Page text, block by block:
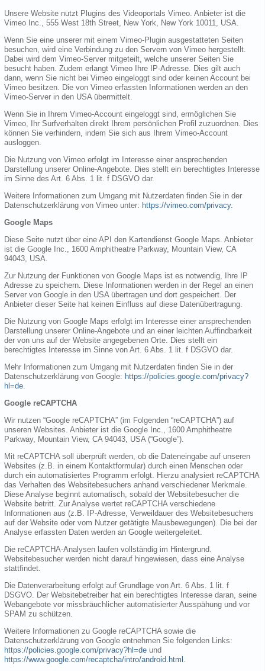
Unsere Website nutzt Plugins des Videoportals Vimeo. Anbieter ist die
Vimeo Inc., 555 West 18th Street, New York, New York 10011, USA.
Wenn Sie eine unserer mit einem Vimeo-Plugin ausgestatteten Seiten
besuchen, wird eine Verbindung zu den Servern von Vimeo hergestellt.
Dabei wird dem Vimeo-Server mitgeteilt, welche unserer Seiten Sie
besucht haben. Zudem erlangt Vimeo Ihre IP-Adresse. Dies gilt auch
dann, wenn Sie nicht bei Vimeo eingeloggt sind oder keinen Account bei
Vimeo besitzen. Die von Vimeo erfassten Informationen werden an den
Vimeo-Server in den USA übermittelt.
Wenn Sie in Ihrem Vimeo-Account eingeloggt sind, ermöglichen Sie
Vimeo, Ihr Surfverhalten direkt Ihrem persönlichen Profil zuzuordnen. Dies
können Sie verhindern, indem Sie sich aus Ihrem Vimeo-Account
ausloggen.
Die Nutzung von Vimeo erfolgt im Interesse einer ansprechenden
Darstellung unserer Online-Angebote. Dies stellt ein berechtigtes Interesse
im Sinne des Art. 6 Abs. 1 lit. f DSGVO dar.
Weitere Informationen zum Umgang mit Nutzerdaten finden Sie in der
Datenschutzerklärung von Vimeo unter: https://vimeo.com/privacy.
Google Maps
Diese Seite nutzt über eine API den Kartendienst Google Maps. Anbieter
ist die Google Inc., 1600 Amphitheatre Parkway, Mountain View, CA
94043, USA.
Zur Nutzung der Funktionen von Google Maps ist es notwendig, Ihre IP
Adresse zu speichern. Diese Informationen werden in der Regel an einen
Server von Google in den USA übertragen und dort gespeichert. Der
Anbieter dieser Seite hat keinen Einfluss auf diese Datenübertragung.
Die Nutzung von Google Maps erfolgt im Interesse einer ansprechenden
Darstellung unserer Online-Angebote und an einer leichten Auffindbarkeit
der von uns auf der Website angegebenen Orte. Dies stellt ein
berechtigtes Interesse im Sinne von Art. 6 Abs. 1 lit. f DSGVO dar.
Mehr Informationen zum Umgang mit Nutzerdaten finden Sie in der
Datenschutzerklärung von Google: https://policies.google.com/privacy?
hl=de
Google reCAPTCHA
Wir nutzen “Google reCAPTCHA” (im Folgenden “reCAPTCHA”) auf
unseren Websites. Anbieter ist die Google Inc., 1600 Amphitheatre
Parkway, Mountain View, CA 94043, USA (“Google”).
Mit reCAPTCHA soll überprüft werden, ob die Dateneingabe auf unseren
Websites (z.B. in einem Kontaktformular) durch einen Menschen oder
durch ein automatisiertes Programm erfolgt. Hierzu analysiert reCAPTCHA
das Verhalten des Websitebesuchers anhand verschiedener Merkmale.
Diese Analyse beginnt automatisch, sobald der Websitebesucher die
Website betritt. Zur Analyse wertet reCAPTCHA verschiedene
Informationen aus (z.B. IP-Adresse, Verweildauer des Websitebesuchers
auf der Website oder vom Nutzer getätigte Mausbewegungen). Die bei der
Analyse erfassten Daten werden an Google weitergeleitet.
Die reCAPTCHA-Analysen laufen vollständig im Hintergrund.
Websitebesucher werden nicht darauf hingewiesen, dass eine Analyse
stattfindet.
Die Datenverarbeitung erfolgt auf Grundlage von Art. 6 Abs. 1 lit. f
DSGVO. Der Websitebetreiber hat ein berechtigtes Interesse daran, seine
Webangebote vor missbräuchlicher automatisierter Ausspähung und vor
SPAM zu schützen.
Weitere Informationen zu Google reCAPTCHA sowie die
Datenschutzerklärung von Google entnehmen Sie folgenden Links:
https://policies.google.com/privacy?hl=de und
https://www.google.com/recaptcha/intro/android.html